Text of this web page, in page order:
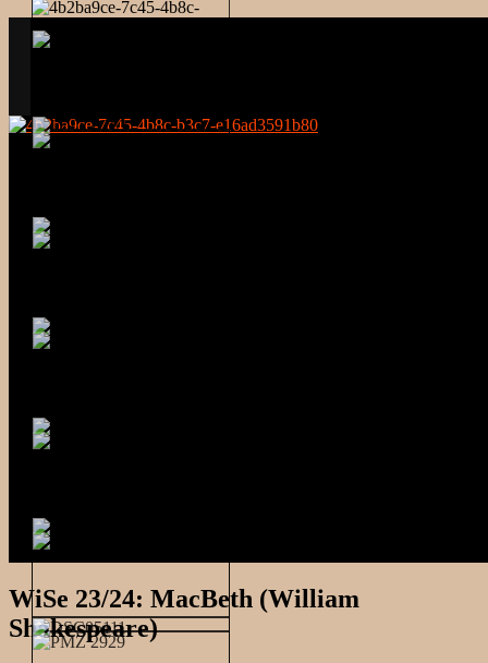
WiSe 23/24: MacBeth (William
Shakespeare)